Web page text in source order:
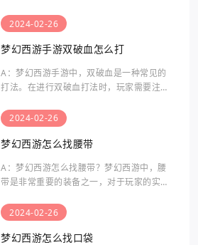
分配技能点可以提升其战斗力和生存能力。
梦幻西游孩子怎么换点
2024-02-26
梦幻西游手游双破血怎么打
A：梦幻西游手游中，双破血是一种常见的
打法。在进行双破血打法时，玩家需要注意
打法是指同时使用两种伤害类型的技能，来
击败敌人的方法。通常，
2024-02-26
梦幻西游怎么找腰带
A：梦幻西游怎么找腰带？梦幻西游中，腰
带是非常重要的装备之一，对于玩家的实力
带呢？以下是关于梦幻西游中腰带的相关问
题及其答案。在梦幻西游
2024-02-26
梦幻西游怎么找口袋